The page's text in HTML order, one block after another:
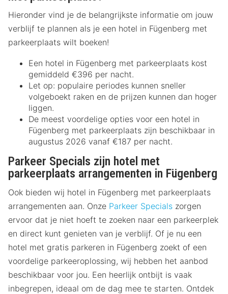
Hieronder vind je de belangrijkste informatie om jouw
verblijf te plannen als je een hotel in Fügenberg met
parkeerplaats wilt boeken!
Een hotel in Fügenberg met parkeerplaats kost
gemiddeld €396 per nacht.
Let op: populaire periodes kunnen sneller
volgeboekt raken en de prijzen kunnen dan hoger
liggen.
De meest voordelige opties voor een hotel in
Fügenberg met parkeerplaats zijn beschikbaar in
augustus 2026 vanaf €187 per nacht.
Parkeer Specials zijn hotel met
parkeerplaats arrangementen in Fügenberg
Ook bieden wij hotel in Fügenberg met parkeerplaats
arrangementen aan. Onze Parkeer Specials zorgen
ervoor dat je niet hoeft te zoeken naar een parkeerplek
en direct kunt genieten van je verblijf. Of je nu een
hotel met gratis parkeren in Fügenberg zoekt of een
voordelige parkeeroplossing, wij hebben het aanbod
beschikbaar voor jou. Een heerlijk ontbijt is vaak
inbegrepen, ideaal om de dag mee te starten. Ontdek